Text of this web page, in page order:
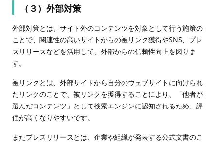
（３）外部対策
外部対策とは、サイト外のコンテンツを対象として行う施策の
ことで、関連性の高いサイトからの被リンク獲得やSNS、プレ
スリリースなどを活用して、外部からの信頼性向上を図りま
す。
被リンクとは、外部サイトから自分のウェブサイトに向けられ
たリンクのことで、被リンクを獲得することにより、「他者が
選んだコンテンツ」として検索エンジンに認知されるため、評
価が高くなりやすいです。
またプレスリリースとは、企業や組織が発表する公式文書のこ